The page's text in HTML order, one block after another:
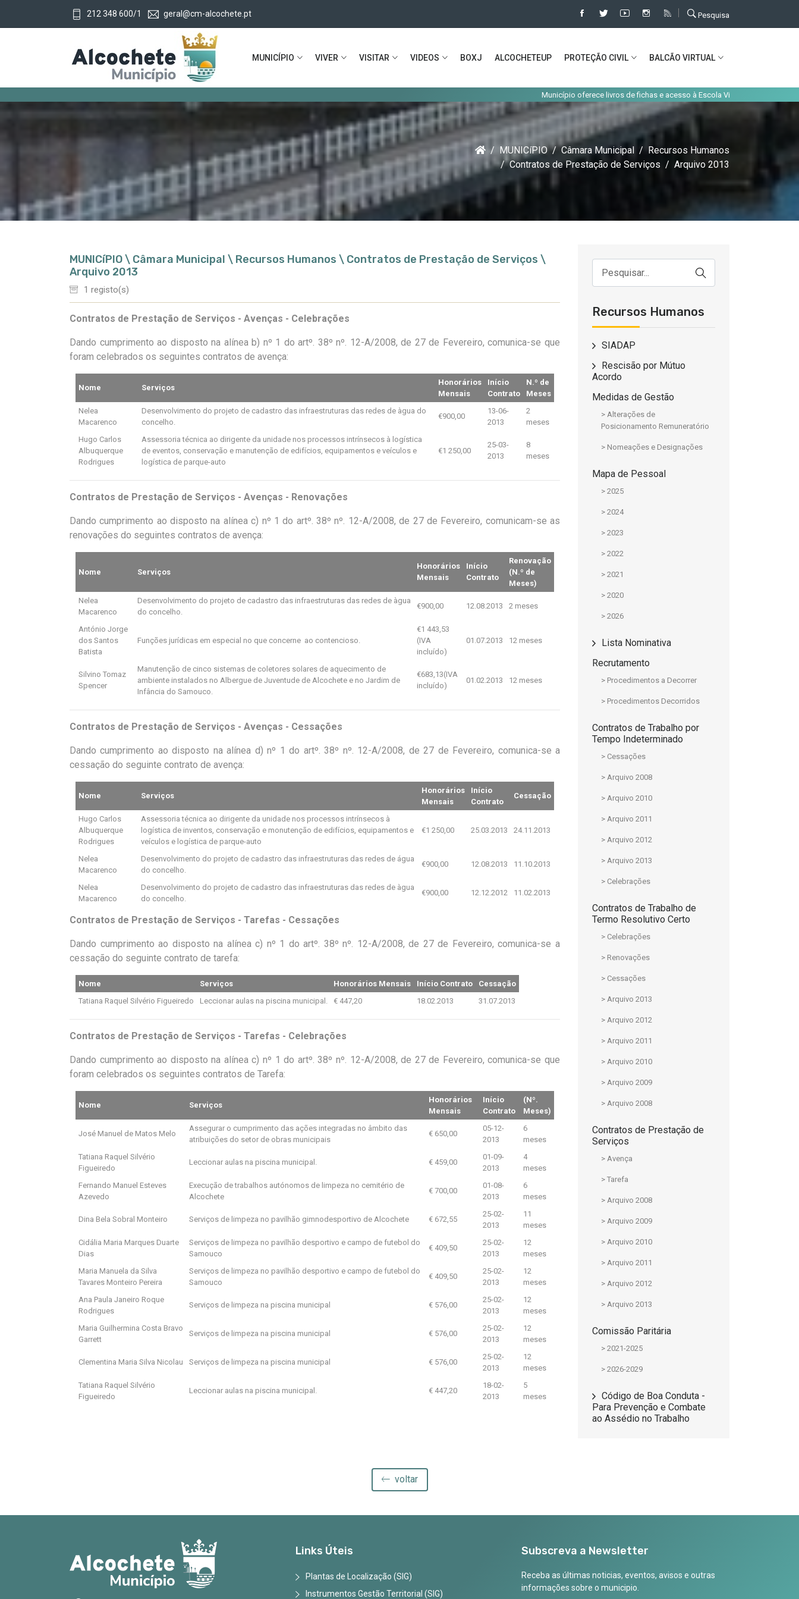
212 348 600/1 geral@cm-alcochete.pt Pesquisa
MUNICÍPIO VIVER VISITAR VIDEOS BOXJ ALCOCHETEUP PROTEÇÃO CIVIL BALCÃO VIRTUAL
Município oferece livros de fichas e acesso à Escola Virtual aos alunos do concelho
MUNICíPIO Câmara Municipal
Recursos Humanos
Contratos de Prestação de Serviços
Arquivo 2013
MUNICíPIO \ Câmara Municipal \ Recursos Humanos \ Contratos de Prestação de Serviços \
Arquivo 2013
1 registo(s)
Contratos de Prestação de Serviços - Avenças - Celebrações
Dando cumprimento ao disposto na alínea b) nº 1 do artº. 38º nº. 12-A/2008, de 27 de Fevereiro, comunica-se que
foram celebrados os seguintes contratos de avença:
Nome Serviços
Honorários
Mensais
Início
Contrato
N.º de
Meses
Nelea
Macarenco
Desenvolvimento do projeto de cadastro das infraestruturas das redes de àgua do
concelho.
€900,00
13-06-
2013
2
meses
Hugo Carlos
Albuquerque
Rodrigues
Assessoria técnica ao dirigente da unidade nos processos intrínsecos à logística
de eventos, conservação e manutenção de edifícios, equipamentos e veículos e
logística de parque-auto
€1 250,00
25-03-
2013
8
meses
Contratos de Prestação de Serviços - Avenças - Renovações
Dando cumprimento ao disposto na alínea c) nº 1 do artº. 38º nº. 12-A/2008, de 27 de Fevereiro, comunicam-se as
renovações do seguintes contratos de avença:
Nome Serviços
Honorários
Mensais
Início
Contrato
Renovação
(N.º de
Meses)
Nelea
Macarenco
Desenvolvimento do projeto de cadastro das infraestruturas das redes de àgua
do concelho.
€900,00 12.08.2013 2 meses
António Jorge
dos Santos
Batista
Funções jurídicas em especial no que concerne ao contencioso.
€1 443,53
(IVA
incluído)
01.07.2013 12 meses
Silvino Tomaz
Spencer
Manutenção de cinco sistemas de coletores solares de aquecimento de
ambiente instalados no Albergue de Juventude de Alcochete e no Jardim de
Infância do Samouco.
€683,13(IVA
incluído)
01.02.2013 12 meses
Contratos de Prestação de Serviços - Avenças - Cessações
Dando cumprimento ao disposto na alínea d) nº 1 do artº. 38º nº. 12-A/2008, de 27 de Fevereiro, comunica-se a
cessação do seguinte contrato de avença:
Nome Serviços
Honorários
Mensais
Início
Contrato
Cessação
Hugo Carlos
Albuquerque
Rodrigues
Assessoria técnica ao dirigente da unidade nos processos intrínsecos à
logística de inventos, conservação e monutenção de edifícios, equipamentos e
veículos e logística de parque-auto
€1 250,00 25.03.2013 24.11.2013
Nelea
Macarenco
Desenvolvimento do projeto de cadastro das infraestruturas das redes de água
do concelho.
€900,00 12.08.2013 11.10.2013
Nelea
Macarenco
Desenvolvimento do projeto de cadastro das infraestruturas das redes de àgua
do concelho.
€900,00 12.12.2012 11.02.2013
Contratos de Prestação de Serviços - Tarefas - Cessações
Dando cumprimento ao disposto na alínea c) nº 1 do artº. 38º nº. 12-A/2008, de 27 de Fevereiro, comunica-se a
cessação do seguinte contrato de tarefa:
Nome Serviços Honorários Mensais Início Contrato
Cessação
Tatiana Raquel Silvério Figueiredo
Leccionar aulas na piscina municipal. € 447,20 18.02.2013 31.07.2013
Contratos de Prestação de Serviços - Tarefas - Celebrações
Dando cumprimento ao disposto na alínea c) nº 1 do artº. 38º nº. 12-A/2008, de 27 de Fevereiro, comunica-se que
foram celebrados os seguintes contratos de Tarefa:
Nome Serviços
Honorários
Mensais
Início
Contrato
(Nº.
Meses)
José Manuel de Matos Melo
Assegurar o cumprimento das ações integradas no âmbito das
atribuições do setor de obras municipais
€ 650,00
05-12-
2013
6
meses
Tatiana Raquel Silvério
Figueiredo
Leccionar aulas na piscina municipal. € 459,00
01-09-
2013
4
meses
Fernando Manuel Esteves
Azevedo
Execução de trabalhos autónomos de limpeza no cemitério de
Alcochete
€ 700,00
01-08-
2013
6
meses
Dina Bela Sobral Monteiro Serviços de limpeza no pavilhão gimnodesportivo de Alcochete € 672,55
25-02-
2013
11
meses
Cidália Maria Marques Duarte
Dias
Serviços de limpeza no pavilhão desportivo e campo de futebol do
Samouco
€ 409,50
25-02-
2013
12
meses
Maria Manuela da Silva
Tavares Monteiro Pereira
Serviços de limpeza no pavilhão desportivo e campo de futebol do
Samouco
€ 409,50
25-02-
2013
12
meses
Ana Paula Janeiro Roque
Rodrigues
Serviços de limpeza na piscina municipal € 576,00
25-02-
2013
12
meses
Maria Guilhermina Costa Bravo
Garrett
Serviços de limpeza na piscina municipal € 576,00
25-02-
2013
12
meses
Clementina Maria Silva Nicolau Serviços de limpeza na piscina municipal € 576,00
25-02-
2013
12
meses
Tatiana Raquel Silvério
Figueiredo
Leccionar aulas na piscina municipal. € 447,20
18-02-
2013
5
meses
Recursos Humanos
SIADAP
Rescisão por Mútuo
Acordo
Medidas de Gestão
> Alterações de
Posicionamento Remuneratório
> Nomeações e Designações
Mapa de Pessoal
> 2025
> 2024
> 2023
> 2022
> 2021
> 2020
> 2026
Lista Nominativa
Recrutamento
> Procedimentos a Decorrer
> Procedimentos Decorridos
Contratos de Trabalho por
Tempo Indeterminado
> Cessações
> Arquivo 2008
> Arquivo 2010
> Arquivo 2011
> Arquivo 2012
> Arquivo 2013
> Celebrações
Contratos de Trabalho de
Termo Resolutivo Certo
> Celebrações
> Renovações
> Cessações
> Arquivo 2013
> Arquivo 2012
> Arquivo 2011
> Arquivo 2010
> Arquivo 2009
> Arquivo 2008
Contratos de Prestação de
Serviços
> Avença
> Tarefa
> Arquivo 2008
> Arquivo 2009
> Arquivo 2010
> Arquivo 2011
> Arquivo 2012
> Arquivo 2013
Comissão Paritária
> 2021-2025
> 2026-2029
Código de Boa Conduta -
Para Prevenção e Combate
ao Assédio no Trabalho
voltar
Links Úteis
Plantas de Localização (SIG)
Instrumentos Gestão Territorial (SIG)
Subscreva a Newsletter
Receba as últimas noticias, eventos, avisos e outras
informações sobre o municipio.